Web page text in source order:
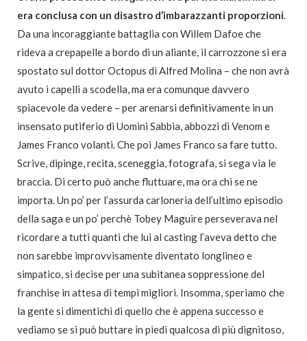
era conclusa con un disastro d’imbarazzanti proporzioni.
Da una incoraggiante battaglia con Willem Dafoe che
rideva a crepapelle a bordo di un aliante, il carrozzone si era
spostato sul dottor Octopus di Alfred Molina – che non avrà
avuto i capelli a scodella, ma era comunque davvero
spiacevole da vedere – per arenarsi definitivamente in un
insensato putiferio di Uomini Sabbia, abbozzi di Venom e
James Franco volanti. Che poi James Franco sa fare tutto.
Scrive, dipinge, recita, sceneggia, fotografa, si sega via le
braccia. Di certo può anche fluttuare, ma ora chi se ne
importa. Un po’ per l’assurda carloneria dell’ultimo episodio
della saga e un po’ perchè Tobey Maguire perseverava nel
ricordare a tutti quanti che lui al casting l’aveva detto che
non sarebbe improvvisamente diventato longlineo e
simpatico, si decise per una subitanea soppressione del
franchise in attesa di tempi migliori. Insomma, speriamo che
la gente si dimentichi di quello che è appena successo e
vediamo se si può buttare in piedi qualcosa di più dignitoso,